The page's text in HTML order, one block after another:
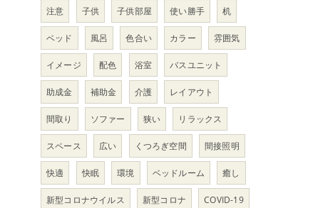
注意 子供 子供部屋 使い勝手 机
ベッド 風呂 色合い カラー 雰囲気
イメージ 配色 浴室 バスユニット
助成金 補助金 介護 レイアウト
間取り ソファー 狭い リラックス
スペース 広い くつろぎ空間 間接照明
快適 快眠 環境 ベッドルーム 癒し
新型コロナウイルス 新型コロナ COVID-19